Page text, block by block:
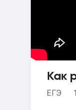
Как
ЕГЭ